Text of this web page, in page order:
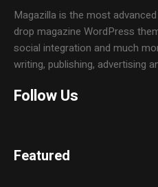
Magazilla is the most
drop magazine WordPress
social integration and much
writing, publishing, advertising
Follow Us
Featured